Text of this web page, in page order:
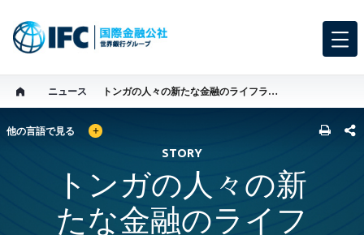
ニュース トンガの人々の新たな金融のライフライン
GLOBAL LANGUAGE TOGGLER
他の言語で見る
STORY
トンガの人々の新
たな金融のライフ